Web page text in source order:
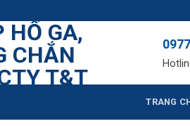
NẮP HỐ GA, SONG
TRANG